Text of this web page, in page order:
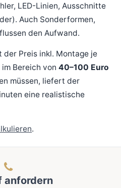
LED-Linien, Ausschnitte
Auch Sonderformen,
den Aufwand.
Preis inkl. Montage je
im Bereich von40–100 Euro
müssen, liefert der
eine realistische
.
anfordern